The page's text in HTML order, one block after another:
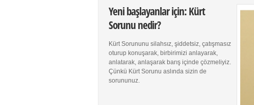
Yeni başlayanlar için: Kürt
Sorunu nedir?
Kürt Sorununu silahsız, şiddetsiz, çatışmasız
oturup konuşarak, birbirimizi anlayarak,
anlatarak, anlaşarak barış içinde çözmeliyiz.
Çünkü Kürt Sorunu aslında sizin de
sorununuz.